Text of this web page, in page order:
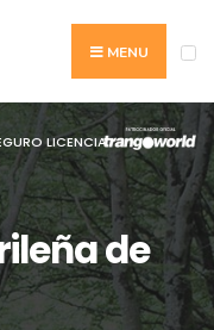
MENU
LICENCIA
de